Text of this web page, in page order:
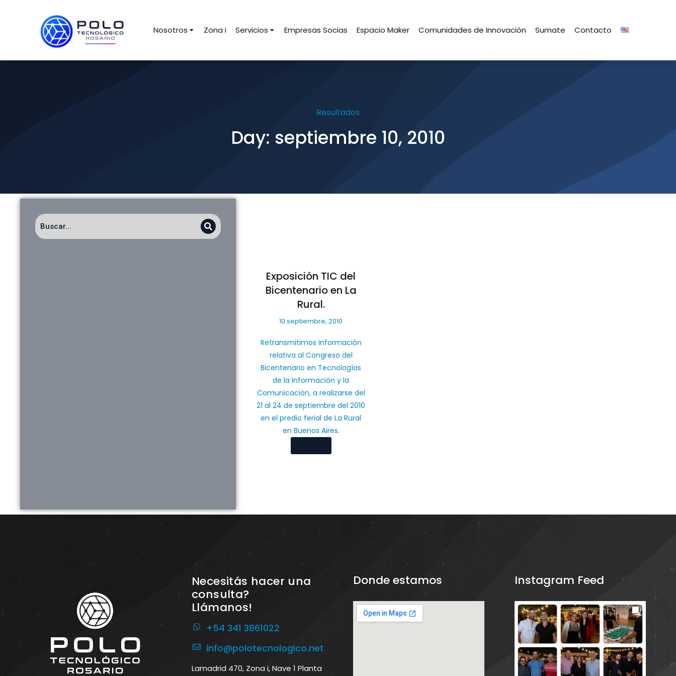
Nosotros Zona i Servicios Empresas Socias Espacio Maker Comunidades de Innovación Sumate Contacto
Resultados
Day: septiembre 10, 2010
Exposición TIC del
Bicentenario en La
Rural.
10 septiembre, 2010
Retransmitimos información
relativa al Congreso del
Bicentenario en Tecnologías
de la Información y la
Comunicación, a realizarse del
21 al 24 de septiembre del 2010
en el predio ferial de La Rural
en Buenos Aires.
Necesitás hacer una
consulta?
Llámanos!
+54 341 3861022
info@polotecnologico.net
Lamadrid 470, Zona i, Nave 1 Planta
Donde estamos Instagram Feed